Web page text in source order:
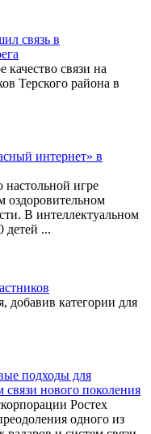
связь в
связи на
Терского района в
интернет» в
настольной игре
оздоровительном
В интеллектуальном
детей ...
категории для
подходы для
связи нового поколения
Ростех
одного из